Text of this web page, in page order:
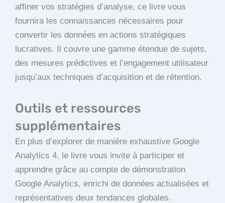
affiner vos stratégies d’analyse, ce livre vous
fournira les connaissances nécessaires pour
convertir les données en actions stratégiques
lucratives. Il couvre une gamme étendue de sujets,
des mesures prédictives et l’engagement utilisateur
jusqu’aux techniques d’acquisition et de rétention.
Outils et ressources
supplémentaires
En plus d’explorer de manière exhaustive Google
Analytics 4, le livre vous invite à participer et
apprendre grâce au compte de démonstration
Google Analytics, enrichi de données actualisées et
représentatives deux tendances globales.